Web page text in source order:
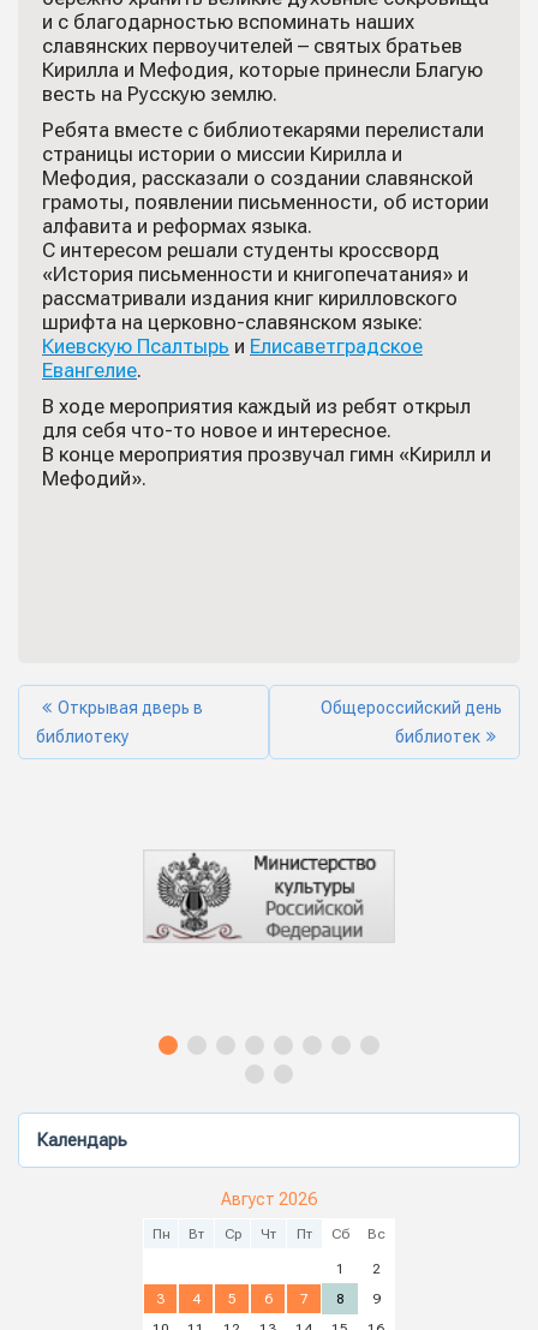
Календарь
Август 2026
Пн Вт Ср Чт Пт Сб Вс
1
2
3
4 5 6 7 8
9
и с благодарностью вспоминать наших
славянских первоучителей – святых братьев
Кирилла и Мефодия, которые принесли Благую
весть на Русскую землю.
Ребята вместе с библиотекарями перелистали
страницы истории о миссии Кирилла и
Мефодия, рассказали о создании славянской
грамоты, появлении письменности, об истории
алфавита и реформах языка.
С интересом решали студенты кроссворд
«История письменности и книгопечатания» и
рассматривали издания книг кирилловского
шрифта на церковно-славянском языке:
Киевскую Псалтырь и Елисаветградское
Евангелие.
В ходе мероприятия каждый из ребят открыл
для себя что-то новое и интересное.
В конце мероприятия прозвучал гимн «Кирилл и
Мефодий».
Открывая дверь в
библиотеку
Общероссийский день
библиотек